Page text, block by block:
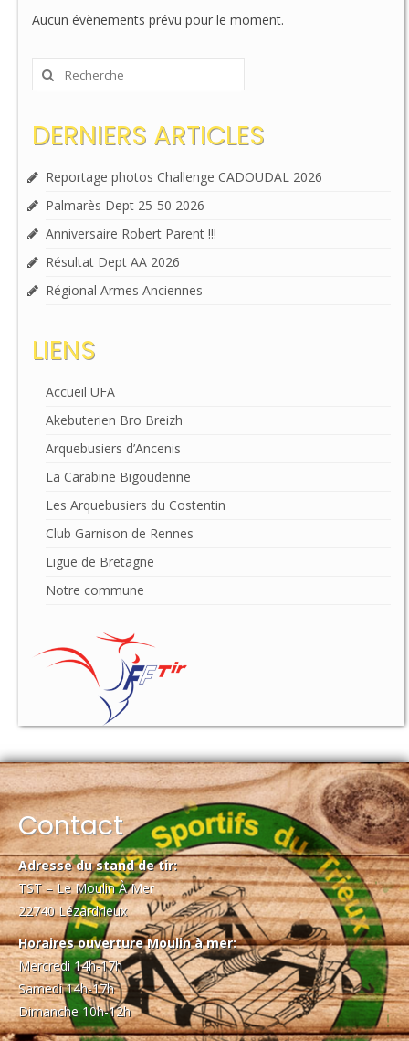
Aucun évènements prévu pour le moment.
Rechercher
:
DERNIERS ARTICLES
Reportage photos Challenge CADOUDAL 2026
Palmarès Dept 25-50 2026
Anniversaire Robert Parent !!!
Résultat Dept AA 2026
Régional Armes Anciennes
LIENS
Accueil UFA
Akebuterien Bro Breizh
Arquebusiers d’Ancenis
La Carabine Bigoudenne
Les Arquebusiers du Costentin
Club Garnison de Rennes
Ligue de Bretagne
Notre commune
Contact
Adresse du stand de tir:
TST – Le Moulin À Mer
22740 Lézardrieux
Horaires ouverture Moulin à mer:
Mercredi 14h-17h
Samedi 14h-17h
Dimanche 10h-12h